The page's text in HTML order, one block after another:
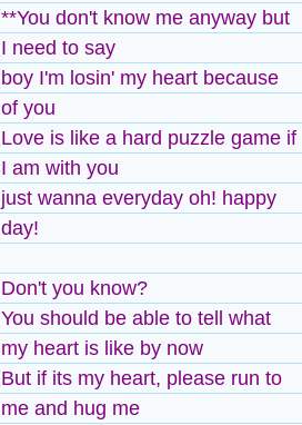
**You don't know me anyway but
I need to say
boy I'm losin' my heart because
of you
Love is like a hard puzzle game if
I am with you
just wanna everyday oh! happy
day!
Don't you know?
You should be able to tell what
my heart is like by now
But if its my heart, please run to
me and hug me